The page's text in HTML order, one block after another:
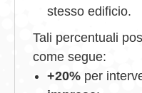
stesso edificio.
Tali percentuali
come segue:
+20% per